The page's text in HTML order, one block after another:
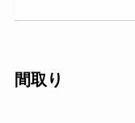
間取り